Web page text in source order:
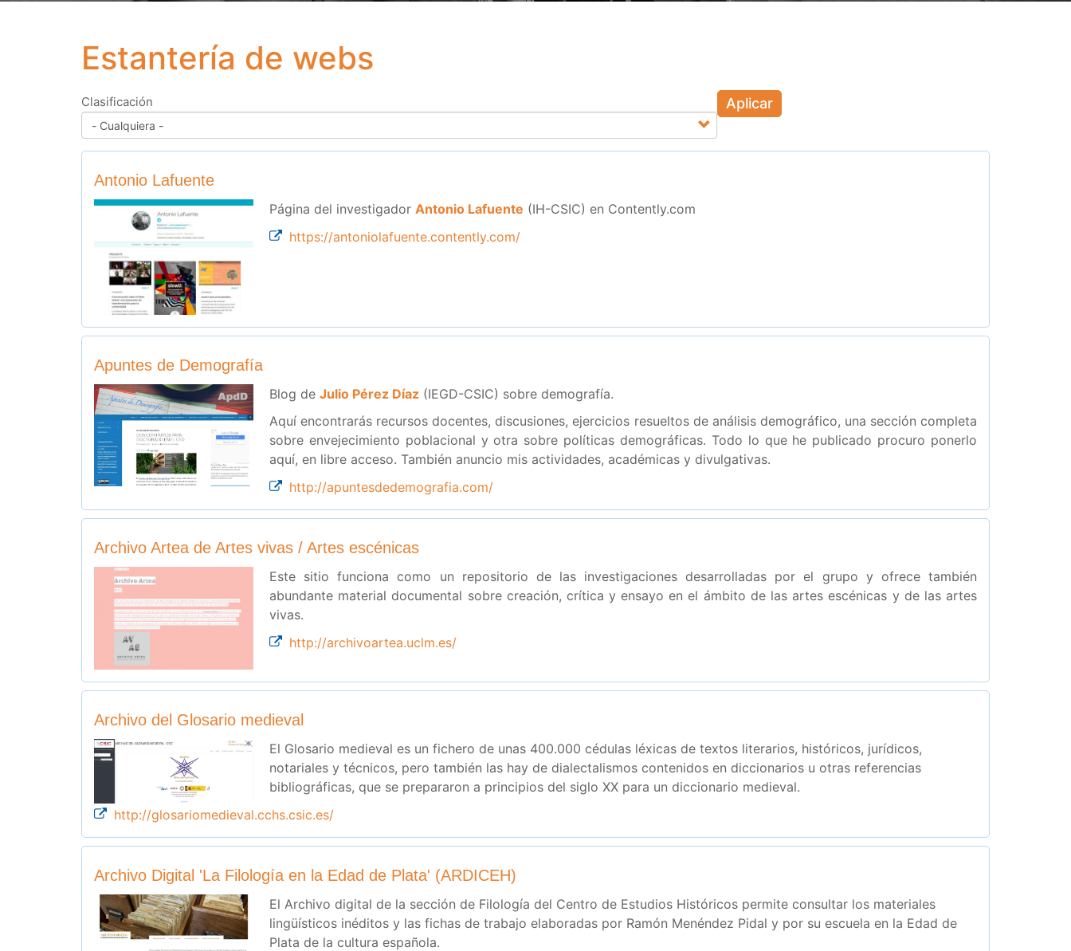
Estantería de webs
Clasificación Aplicar
Antonio Lafuente
Página del investigador Antonio Lafuente (IH-CSIC) en Contently.com
https://antoniolafuente.contently.com/
Apuntes de Demografía
Blog de Julio Pérez Díaz (IEGD-CSIC) sobre demografía.
Aquí encontrarás recursos docentes, discusiones, ejercicios resueltos de análisis demográfico, una sección completa
sobre envejecimiento poblacional y otra sobre políticas demográficas. Todo lo que he publicado procuro ponerlo
aquí, en libre acceso. También anuncio mis actividades, académicas y divulgativas.
http://apuntesdedemografia.com/
Archivo Artea de Artes vivas / Artes escénicas
Este sitio funciona como un repositorio de las investigaciones desarrolladas por el grupo y ofrece también
abundante material documental sobre creación, crítica y ensayo en el ámbito de las artes escénicas y de las artes
vivas.
http://archivoartea.uclm.es/
Archivo del Glosario medieval
El Glosario medieval es un fichero de unas 400.000 cédulas léxicas de textos literarios, históricos, jurídicos,
notariales y técnicos, pero también las hay de dialectalismos contenidos en diccionarios u otras referencias
bibliográficas, que se prepararon a principios del siglo XX para un diccionario medieval.
http://glosariomedieval.cchs.csic.es/
Archivo Digital 'La Filología en la Edad de Plata' (ARDICEH)
El Archivo digital de la sección de Filología del Centro de Estudios Históricos permite consultar los materiales
lingüísticos inéditos y las fichas de trabajo elaboradas por Ramón Menéndez Pidal y por su escuela en la Edad de
Plata de la cultura española.